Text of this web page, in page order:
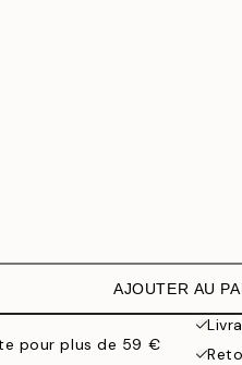
AJOUTER AU
pour plus de 59 €